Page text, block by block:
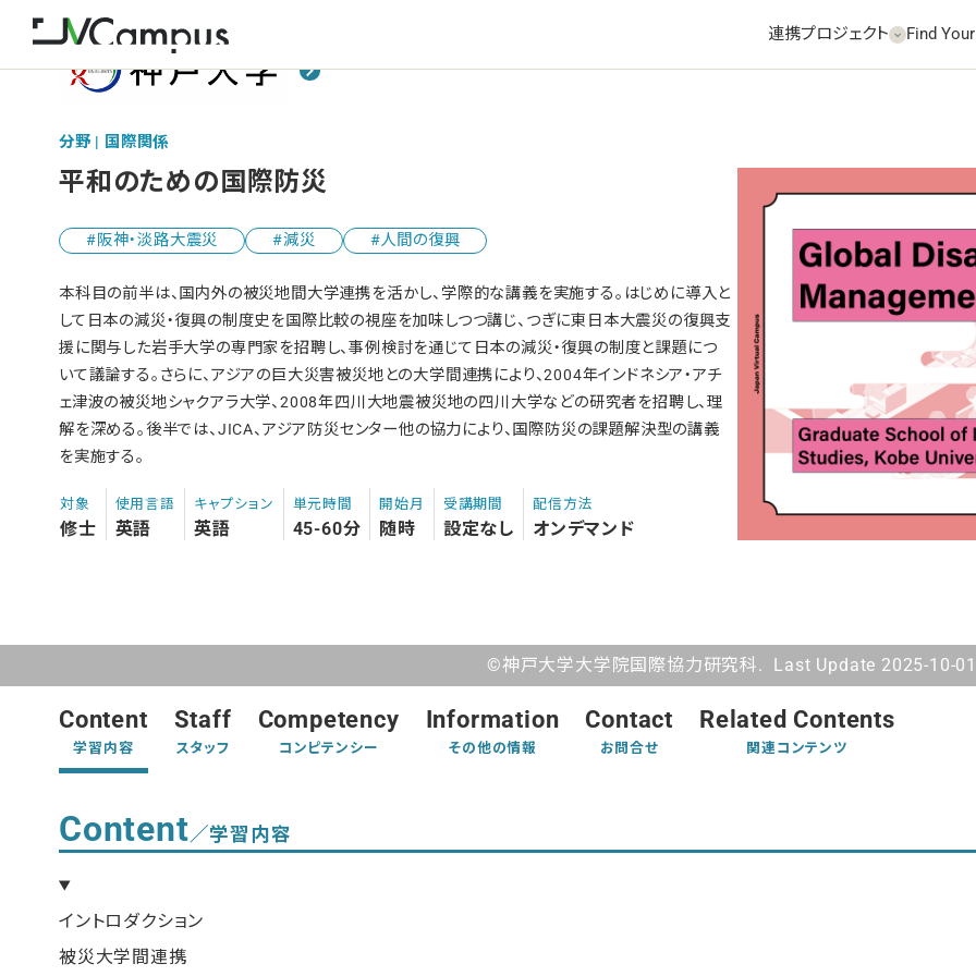
連携プロジェクト Find
分野 | 国際関係
平和のための国際防災
阪神・淡路大震災 減災 人間の復興
本科目の前半は、国内外の被災地間大学連携を活かし、学際的な講義を実施する。はじめに導入と
して日本の減災・復興の制度史を国際比較の視座を加味しつつ講じ、つぎに東日本大震災の復興支
援に関与した岩手大学の専門家を招聘し、事例検討を通じて日本の減災・復興の制度と課題につ
いて議論する。さらに、アジアの巨大災害被災地との大学間連携により、2004年インドネシア・アチ
ェ津波の被災地シャクアラ大学、2008年四川大地震被災地の四川大学などの研究者を招聘し、理
解を深める。後半では、JICA、アジア防災センター他の協力により、国際防災の課題解決型の講義
を実施する。
対象
修士
使用言語
英語
キャプション
英語
単元時間
45-60分
開始月
随時
受講期間
設定なし
配信方法
オンデマンド
©神戸大学大学院国際協力研究科. Last Update 2025-10-01
Content
学習内容
Staff
スタッフ
Competency
コンピテンシー
Information
その他の情報
Contact
お問合せ
Related Contents
関連コンテンツ
Content／学習内容
イントロダクション
被災大学間連携